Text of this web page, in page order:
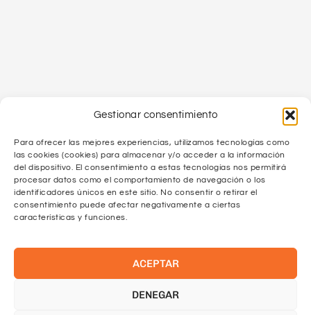
Gestionar consentimiento
Para ofrecer las mejores experiencias, utilizamos tecnologías como
las cookies (cookies) para almacenar y/o acceder a la información
del dispositivo. El consentimiento a estas tecnologías nos permitirá
procesar datos como el comportamiento de navegación o los
identificadores únicos en este sitio. No consentir o retirar el
consentimiento puede afectar negativamente a ciertas
características y funciones.
ACEPTAR
DENEGAR